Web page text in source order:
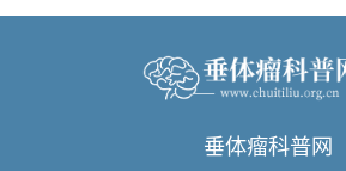
垂体瘤科普网